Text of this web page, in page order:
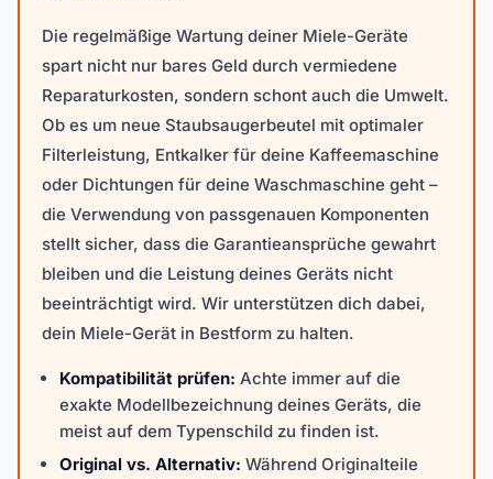
Die regelmäßige Wartung deiner Miele-Geräte
spart nicht nur bares Geld durch vermiedene
Reparaturkosten, sondern schont auch die Umwelt.
Ob es um neue Staubsaugerbeutel mit optimaler
Filterleistung, Entkalker für deine Kaffeemaschine
oder Dichtungen für deine Waschmaschine geht –
die Verwendung von passgenauen Komponenten
stellt sicher, dass die Garantieansprüche gewahrt
bleiben und die Leistung deines Geräts nicht
beeinträchtigt wird. Wir unterstützen dich dabei,
dein Miele-Gerät in Bestform zu halten.
Kompatibilität prüfen: Achte immer auf die
exakte Modellbezeichnung deines Geräts, die
meist auf dem Typenschild zu finden ist.
Original vs. Alternativ: Während Originalteile